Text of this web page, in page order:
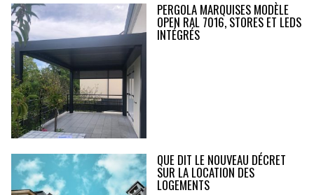
PERGOLA MARQUISES MODÈLE
OPEN RAL 7016, STORES ET LEDS
INTÉGRÉS
QUE DIT LE NOUVEAU DÉCRET
SUR LA LOCATION DES
LOGEMENTS